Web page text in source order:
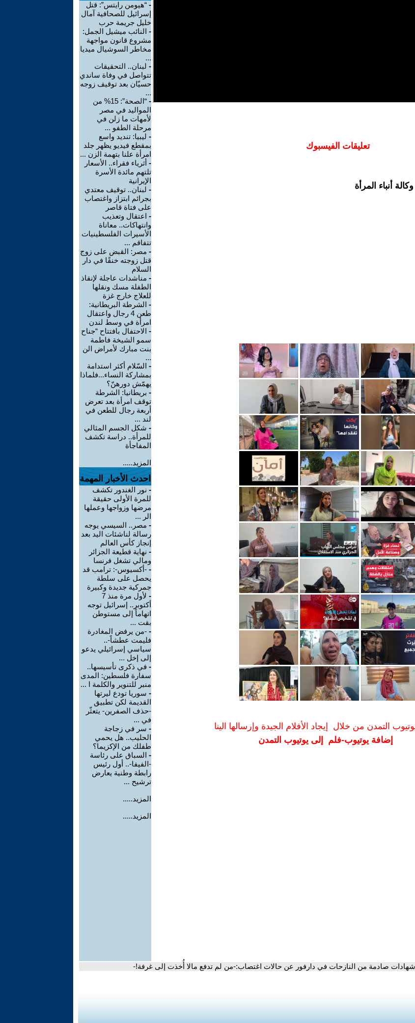
تعليقات الفيسبوك
أنباء المرأة
التمدن من خلال إيجاد الأفلام الجيدة وإرسالها الينا
إضافة يوتيوب-فلم إلى يوتيوب التمدن
- “هيومن رايتس”: قتل
إسرائيل للصحافية آمال
خليل جريمة حرب
- النائب ميشيل الجمل:
مشروع قانون مواجهة
مخاطر السوشيال ميديا
...
- لبنان.. التحقيقات
تتواصل في وفاة ساندي
حسيّان بعد توقيف زوجه
...
-
“الصحة”: 15% من
المواليد في مصر
لأمهات ما زلن في
مرحلة الطفو ...
- ليبيا: تنديد واسع
بمقطع فيديو يظهر جلد
امرأة علنا بتهمة الزن ...
- أثرياء فقراء.. الأسعار
تلتهم مائدة الأسرة
الإيرانية
- لبنان.. توقيف معتدي
بجرائم ابتزاز واغتصاب
على فتاة قاصر
- اعتقال وتعذيب
وانتهاكات.. معاناة
الأسيرات الفلسطينيات
تتفاقم ...
- مصر: القبض على زوج
قتل زوجته خنقًا في دار
السلام
- مناشدات عاجلة لإنقاذ
الطفلة مسك ونقلها
للعلاج خارج غزة
- الشرطة البريطانية:
طعن 4 رجال واعتقال
امرأة في وسط لندن
- الاحتفال بافتتاح “جناح
سمو الشيخة فاطمة
بنت مبارك لأمراض الن
...
- السّلام أكثر استدامة
بمشاركة النساء...فلماذا
يهمّش دورهنّ؟
- بريطانيا: الشرطة
توقف امرأة بعد تعرض
أربعة رجال للطعن في
لند ...
- شكل الجسم المثالي
للمرأة.. دراسة تكشف
المفاجأة
المزيد.....
احدث الأخبار المهمة
- نور الغندور تكشف
للمرة الأولى حقيقة
مرضها وزواجها وعملها
الر ...
- مصر.. السيسي يوجه
رسالة لناشئات اليد بعد
إنجاز كأس العالم
- نهاية قطيعة الجزائر
ومالي تشغل فرنسا
- -أكسيوس-: ترامب قد
يحصل على سلطة
جمركية جديدة وكبيرة
-
لأول مرة منذ 7
أكتوبر.. إسرائيل توجه
اتهاماً إلى مستوطن
بقت ...
- -من يرفض المغادرة
فليمت عطشاً-..
سياسي إسرائيلي يدعو
إلى إخل ...
- في ذكرى تأسيسها..
سفارة فلسطين: المدى
منبر للتنوير والكلمة ا ...
- سوريا تودع ليرتها
القديمة لكن تطبيق
-حذف الصفرين- يتعثّر
في ...
- سر في زجاجة
الحليب.. هل يحمي
طفلك من الإكزيما؟
- السباق على رئاسة
-الفيفا-.. أول رئيس
رابطة وطنية يعارض
ترشيح ...
المزيد.....
المزيد.....
صادمة من النازحات في دارفور عن حالات اغتصاب:-من لم تدفع مالا أُخذت إلى غرفة!-